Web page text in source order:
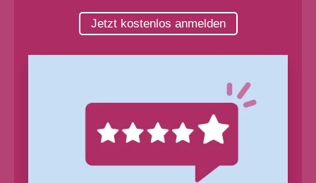
Jetzt kostenlos anmelden